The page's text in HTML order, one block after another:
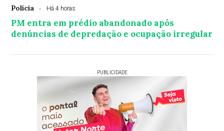
Polícia Há 4 horas
PM entra em prédio abandonado após
denúncias de depredação e ocupação irregular
PUBLICIDADE